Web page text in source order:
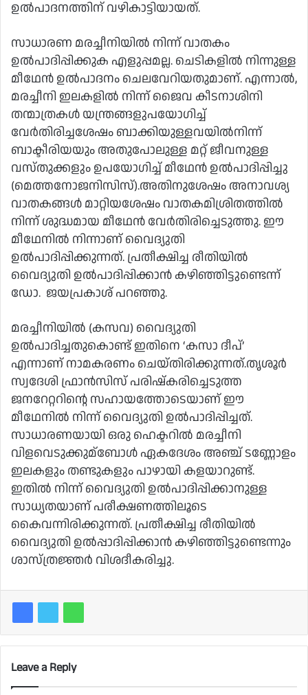
ഉല്‍പാദനത്തിന് വഴികാട്ടിയായത്.
സാധാരണ മരച്ചീനിയില്‍ നിന്ന് വാതകം
ഉല്‍പാദിപ്പിക്കുക എളുപ്പമല്ല. ചെടികളില്‍ നിന്നുള്ള
മീഥേന്‍ ഉല്‍പാദനം ചെലവേറിയതുമാണ്. എന്നാല്‍,
മരച്ചീനി ഇലകളില്‍ നിന്ന് ജൈവ കീടനാശിനി
തന്മാത്രകള്‍ യന്ത്രങ്ങളുപയോഗിച്ച്‌
വേര്‍തിരിച്ചശേഷം ബാക്കിയുള്ളവയില്‍നിന്ന്
ബാക്ടീരിയയും അതുപോലുള്ള മറ്റ് ജീവനുള്ള
വസ്തുക്കളും ഉപയോഗിച്ച്‌ മീഥേന്‍ ഉല്‍പാദിപ്പിച്ചു
(മെത്തനോജനിസിസ്).അതിനുശേഷം അനാവശ്യ
വാതകങ്ങള്‍ മാറ്റിയശേഷം വാതകമിശ്രിതത്തില്‍
നിന്ന് ശുദ്ധമായ മീഥേന്‍ വേര്‍തിരിച്ചെടുത്തു. ഈ
മീഥേനില്‍ നിന്നാണ് വൈദ്യുതി
ഉല്‍പാദിപ്പിക്കുന്നത്. പ്രതീക്ഷിച്ച രീതിയില്‍
വൈദ്യുതി ഉല്‍പാദിപ്പിക്കാന്‍ കഴിഞ്ഞിട്ടുണ്ടെന്ന്
ഡോ. ജയപ്രകാശ് പറഞ്ഞു.
മരച്ചീനിയില്‍ (കസവ) വൈദ്യുതി
ഉല്‍പാദിച്ചതുകൊണ്ട് ഇതിനെ ‘കസാ ദീപ്’
എന്നാണ് നാമകരണം ചെയ്തിരിക്കുന്നത്.തൃശൂര്‍
സ്വദേശി ഫ്രാന്‍സിസ് പരിഷ്‌കരിച്ചെടുത്ത
ജനറേറ്ററിന്റെ സഹായത്തോടെയാണ് ഈ
മീഥേനില്‍ നിന്ന് വൈദ്യുതി ഉല്‍പാദിപ്പിച്ചത്.
സാധാരണയായി ഒരു ഹെക്ടറില്‍ മരച്ചീനി
വിളവെടുക്കുമ്ബോള്‍ ഏകദേശം അഞ്ച് ടണ്ണോളം
ഇലകളും തണ്ടുകളും പാഴായി കളയാറുണ്ട്.
ഇതില്‍ നിന്ന് വൈദ്യുതി ഉല്‍പാദിപ്പിക്കാനുള്ള
സാധ്യതയാണ് പരീക്ഷണത്തിലൂടെ
കൈവന്നിരിക്കുന്നത്. പ്രതീക്ഷിച്ച രീതിയില്‍
വൈദ്യുതി ഉല്‍പ്പാദിപ്പിക്കാന്‍ കഴിഞ്ഞിട്ടുണ്ടെന്നും
ശാസ്ത്രജ്ഞര്‍ വിശദീകരിച്ചു.
Leave a Reply